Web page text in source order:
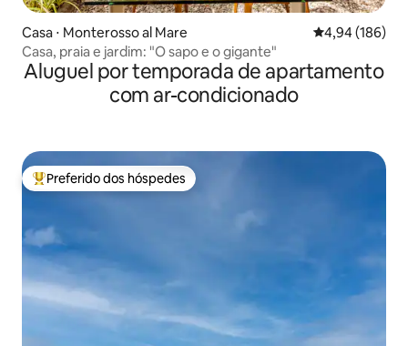
Casa ⋅ Monterosso al Mare 4,94 de uma
4,94 (186)
Casa, praia e jardim: "O sapo e o gigante"
Aluguel por temporada de apartamento
com ar-condicionado
Entre os melhores preferidos dos hóspedes
Preferido dos hóspedes